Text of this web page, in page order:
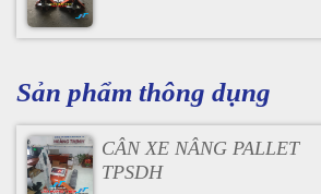
Sản phẩm thông dụng
CÂN XE NÂNG PALLET
TPSDH